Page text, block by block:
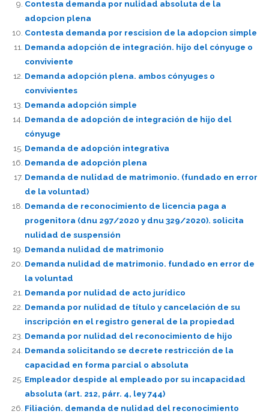
Contesta demanda por nulidad absoluta de la
adopcion plena
Contesta demanda por rescision de la adopcion simple
Demanda adopción de integración. hijo del cónyuge o
conviviente
Demanda adopción plena. ambos cónyuges o
convivientes
Demanda adopción simple
Demanda de adopción de integración de hijo del
cónyuge
Demanda de adopción integrativa
Demanda de adopción plena
Demanda de nulidad de matrimonio. (fundado en error
de la voluntad)
Demanda de reconocimiento de licencia paga a
progenitora (dnu 297/2020 y dnu 329/2020). solicita
nulidad de suspensión
Demanda nulidad de matrimonio
Demanda nulidad de matrimonio. fundado en error de
la voluntad
Demanda por nulidad de acto jurídico
Demanda por nulidad de título y cancelación de su
inscripción en el registro general de la propiedad
Demanda por nulidad del reconocimiento de hijo
Demanda solicitando se decrete restricción de la
capacidad en forma parcial o absoluta
Empleador despide al empleado por su incapacidad
absoluta (art. 212, párr. 4, ley 744)
Filiación. demanda de nulidad del reconocimiento